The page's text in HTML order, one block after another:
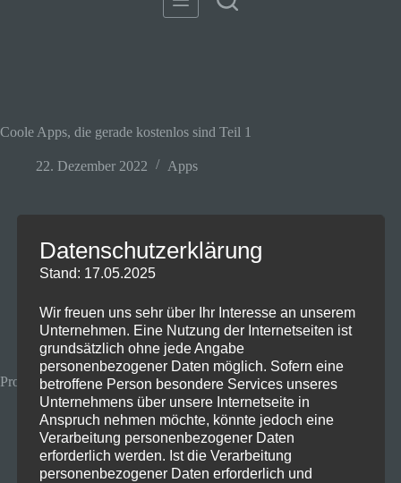
Coole Apps, die gerade kostenlos sind Teil 1
22. Dezember 2022 Apps
Coole Apps, die gerade
kostenlos sind Teil 1
ProShot für Android/iOS (Nur Heute) 22.12.2022, 23:59 Uhr
Datenschutzerklärung
Stand: 17.05.2025
Wir freuen uns sehr über Ihr Interesse an unserem
Unternehmen. Eine Nutzung der Internetseiten ist
grundsätzlich ohne jede Angabe
personenbezogener Daten möglich. Sofern eine
betroffene Person besondere Services unseres
Unternehmens über unsere Internetseite in
Anspruch nehmen möchte, könnte jedoch eine
Verarbeitung personenbezogener Daten
erforderlich werden. Ist die Verarbeitung
personenbezogener Daten erforderlich und